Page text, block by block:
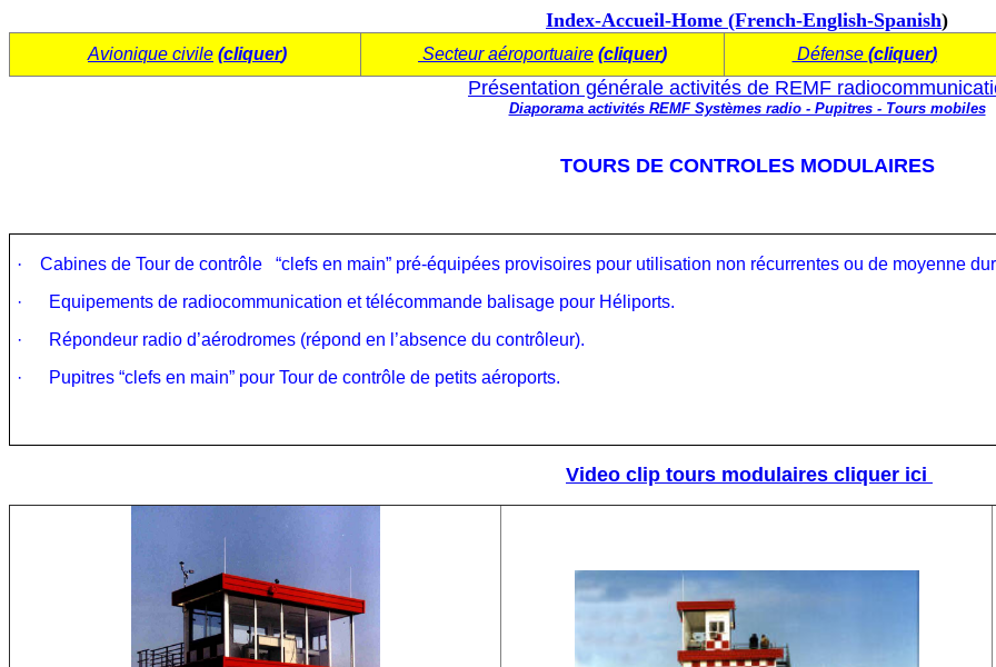
Index-Accueil-Home (French-English-Spanish)
Avionique civile (cliquer) Secteur aéroportuaire (cliquer) Défense (cliquer)
Présentation générale activités de REMF
Diaporama activités REMF Systèmes radio - Pupitres - Tours mobiles
TOURS DE CONTROLES MODULAIRES
·
Cabines de Tour de contrôle “clefs en main” pré-équipées provisoires pour utilisation non récurrentes ou de moyenne
·
Equipements de radiocommunication et télécommande balisage pour Héliports.
·
Répondeur radio d’aérodromes (répond en l’absence du contrôleur).
·
Pupitres “clefs en main” pour Tour de contrôle de petits aéroports.
Video clip tours modulaires cliquer ici